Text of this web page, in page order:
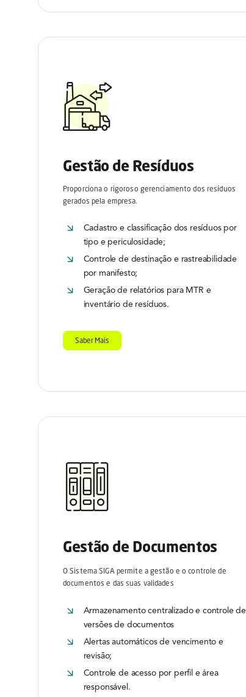
Gestão de Resíduos
Proporciona o rigoroso gerenciamento dos resíduos
gerados pela empresa.
Cadastro e classificação dos resíduos por
tipo e periculosidade;
Controle de destinação e rastreabilidade
por manifesto;
Geração de relatórios para MTR e
inventário de resíduos.
Saber Mais
Gestão de Documentos
O Sistema SIGA permite a gestão e o controle de
documentos e das suas validades
Armazenamento centralizado e controle de
versões de documentos
Alertas automáticos de vencimento e
revisão;
Controle de acesso por perfil e área
responsável.